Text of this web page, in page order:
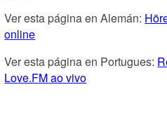
Ver esta página en Alemán:
online
Ver esta página en Portugues:
Love.FM ao vivo